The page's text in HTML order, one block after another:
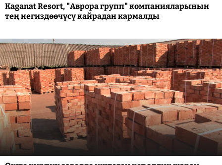
Kaganat Resort, "Аврора групп" компанияларынын
тең негиздөөчүсү кайрадан кармалды